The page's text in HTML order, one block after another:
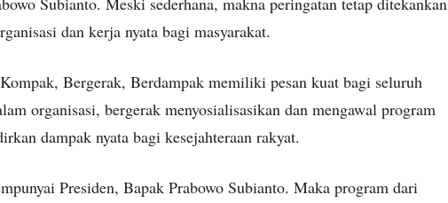
dan kerja nyata bagi masyarakat.
Bergerak, Berdampak memiliki pesan kuat bagi seluruh
organisasi, bergerak menyosialisasikan dan mengawal program
dampak nyata bagi kesejahteraan rakyat.
Presiden, Bapak Prabowo Subianto. Maka program dari